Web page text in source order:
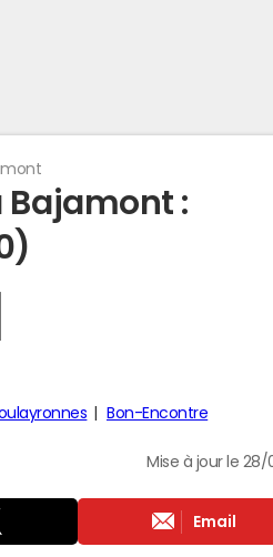
Bajamont :
Bon-Encontre
Mise à jour le 28/
Email